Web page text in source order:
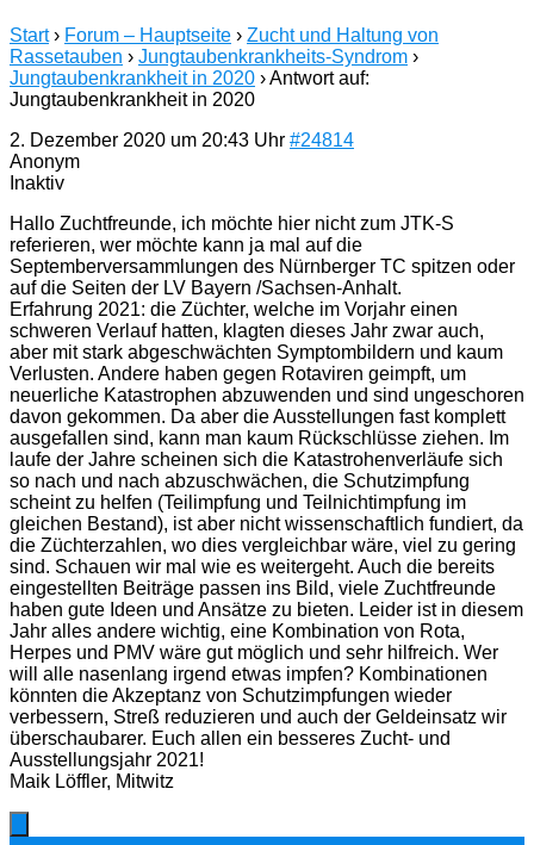
Start › Forum – Hauptseite › Zucht und Haltung von
Rassetauben › Jungtaubenkrankheits-Syndrom ›
Jungtaubenkrankheit in 2020 ›Antwort auf:
Jungtaubenkrankheit in 2020
2. Dezember 2020 um 20:43 Uhr #24814
Anonym
Inaktiv
Hallo Zuchtfreunde, ich möchte hier nicht zum JTK-S
referieren, wer möchte kann ja mal auf die
Septemberversammlungen des Nürnberger TC spitzen oder
auf die Seiten der LV Bayern /Sachsen-Anhalt.
Erfahrung 2021: die Züchter, welche im Vorjahr einen
schweren Verlauf hatten, klagten dieses Jahr zwar auch,
aber mit stark abgeschwächten Symptombildern und kaum
Verlusten. Andere haben gegen Rotaviren geimpft, um
neuerliche Katastrophen abzuwenden und sind ungeschoren
davon gekommen. Da aber die Ausstellungen fast komplett
ausgefallen sind, kann man kaum Rückschlüsse ziehen. Im
laufe der Jahre scheinen sich die Katastrohenverläufe sich
so nach und nach abzuschwächen, die Schutzimpfung
scheint zu helfen (Teilimpfung und Teilnichtimpfung im
gleichen Bestand), ist aber nicht wissenschaftlich fundiert, da
die Züchterzahlen, wo dies vergleichbar wäre, viel zu gering
sind. Schauen wir mal wie es weitergeht. Auch die bereits
eingestellten Beiträge passen ins Bild, viele Zuchtfreunde
haben gute Ideen und Ansätze zu bieten. Leider ist in diesem
Jahr alles andere wichtig, eine Kombination von Rota,
Herpes und PMV wäre gut möglich und sehr hilfreich. Wer
will alle nasenlang irgend etwas impfen? Kombinationen
könnten die Akzeptanz von Schutzimpfungen wieder
verbessern, Streß reduzieren und auch der Geldeinsatz wir
überschaubarer. Euch allen ein besseres Zucht- und
Ausstellungsjahr 2021!
Maik Löffler, Mitwitz